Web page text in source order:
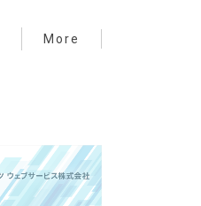
More